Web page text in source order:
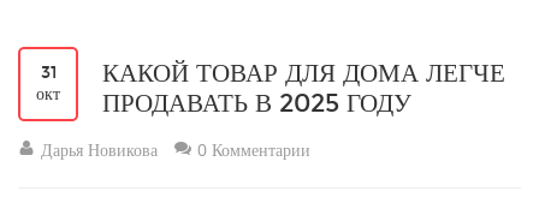
31
окт
КАКОЙ ТОВАР ДЛЯ ДОМА ЛЕГЧЕ
ПРОДАВАТЬ В 2025 ГОДУ
Дарья Новикова 0 Комментарии